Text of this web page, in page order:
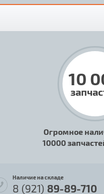
10
Огромное
10000
Наличие на складе
8 (921) 89-89-710